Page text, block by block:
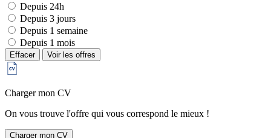
Depuis 24h
Depuis 3 jours
Depuis 1 semaine
Depuis 1 mois
Effacer Voir les offres
Charger mon CV
On vous trouve l'offre qui vous correspond le mieux !
Charger mon CV